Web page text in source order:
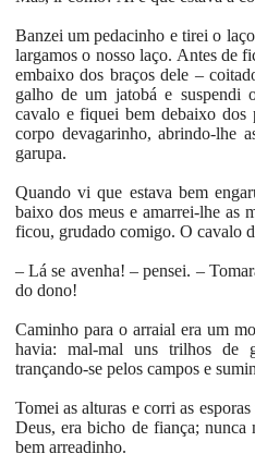
Banzei um pedacinho e tirei o
largamos o nosso laço. Antes de
embaixo dos braços dele –
galho de um jatobá e suspendi
cavalo e fiquei bem debaixo dos
corpo devagarinho, abrindo-lhe
garupa.
Quando vi que estava bem
baixo dos meus e amarrei-lhe as
ficou, grudado comigo. O cavalo
– Lá se avenha! – pensei. –
do dono!
Caminho para o arraial era um
havia: mal-mal uns trilhos de
trançando-se pelos campos e
Tomei as alturas e corri as
Deus, era bicho de fiança; nunca
bem arreadinho.